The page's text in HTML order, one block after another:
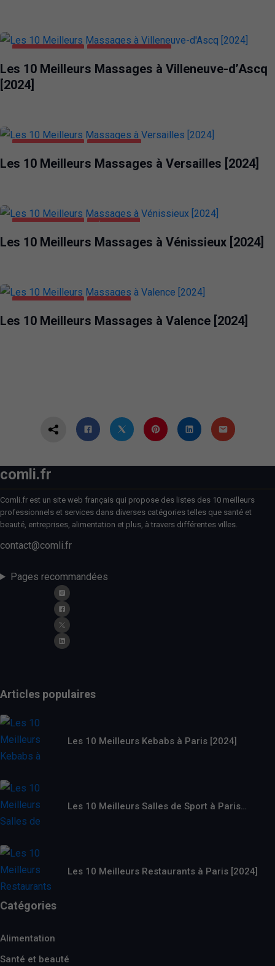
Les 10 Meilleurs Massages à Villeneuve-d’Ascq
[2024]
Les 10 Meilleurs Massages à Versailles [2024]
Les 10 Meilleurs Massages à Vénissieux [2024]
Les 10 Meilleurs Massages à Valence [2024]
comli.fr
Comli.fr est un site web français qui propose des listes des 10 meilleurs
professionnels et services dans diverses catégories telles que santé et
beauté, entreprises, alimentation et plus, à travers différentes villes.
contact@comli.fr
Pages recommandées
Articles populaires
Les 10 Meilleurs Kebabs à Paris [2024]
Les 10 Meilleurs Salles de Sport à Paris…
Les 10 Meilleurs Restaurants à Paris [2024]
Catégories
Alimentation
Santé et beauté